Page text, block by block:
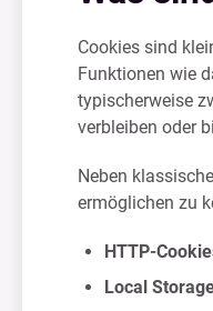
Cookies sind
Funktionen wie
typischerweise
verbleiben oder
Neben
ermöglichen zu
HTTP-
Local